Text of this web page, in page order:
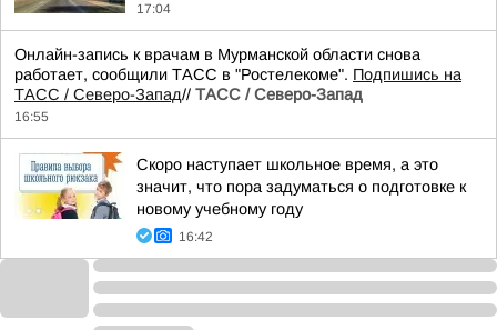
17:04
Онлайн-запись к врачам в Мурманской области снова
работает, сообщили ТАСС в "Ростелекоме". Подпишись на
ТАСС / Северо-Запад// ТАСС / Северо-Запад
16:55
Скоро наступает школьное время, а это
значит, что пора задуматься о подготовке к
новому учебному году
16:42